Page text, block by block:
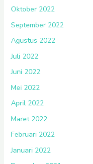
Oktober 2022
September 2022
Agustus 2022
Juli 2022
Juni 2022
Mei 2022
April 2022
Maret 2022
Februari 2022
Januari 2022